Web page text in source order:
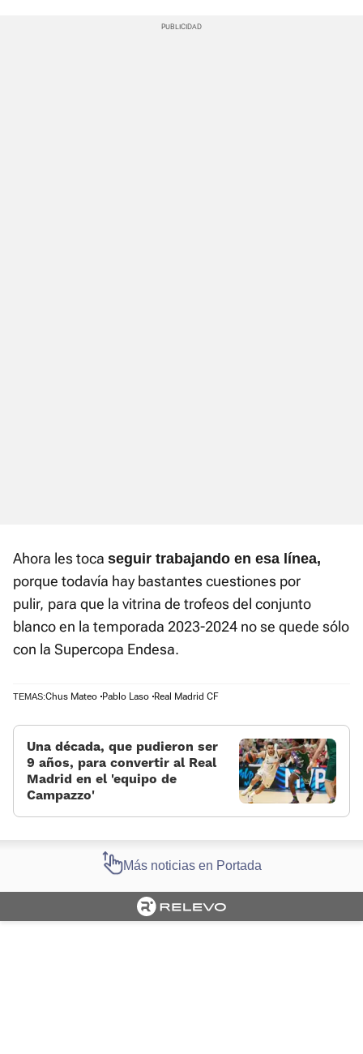
Ahora les toca seguir trabajando en esa línea,
porque todavía hay bastantes cuestiones por
pulir, para que la vitrina de trofeos del conjunto
blanco en la temporada 2023-2024 no se quede sólo
con la Supercopa Endesa.
TEMAS:Chus Mateo Pablo Laso Real Madrid CF
Una década, que pudieron ser
9 años, para convertir al Real
Madrid en el 'equipo de
Campazzo'
Más noticias en Portada